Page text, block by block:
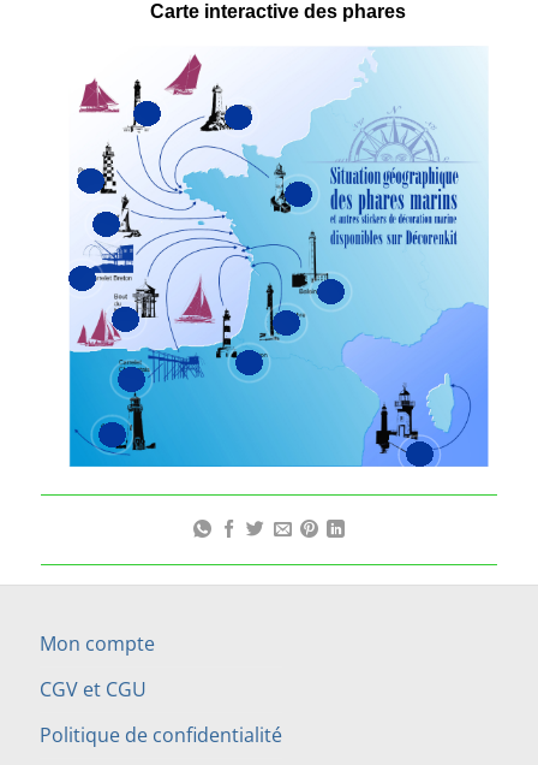
Carte interactive des phares
Mon compte
CGV et CGU
Politique de confidentialité